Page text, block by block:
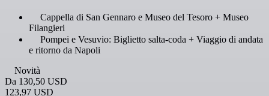
Cappella di San Gennaro e Museo del Tesoro + Museo
Filangieri
Pompei e Vesuvio: Biglietto salta-coda + Viaggio di andata
e ritorno da Napoli
Novità
Da 130,50 USD
123,97 USD